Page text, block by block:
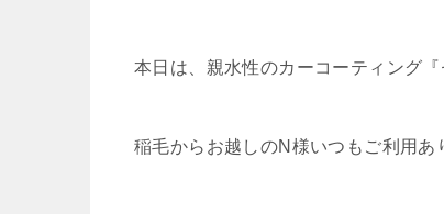
本日は、親水性のカーコーティング
稲毛からお越しのN様いつもご利用あ